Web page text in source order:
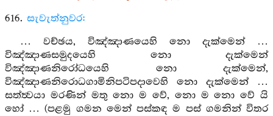
616. සැවැත්නුවර:
… වච්ඡය, විඤ්ඤාණයෙහි නො දැක්මෙන් …
විඤ්ඤාණසමුදයෙහි නො දැක්මෙන්
විඤ්ඤාණනිරෝධයෙහි නො දැක්මෙන්,
විඤ්ඤාණනිරොධගාමිනිපටිපදාවෙහි නො දැක්මෙන් …
සත්ත්‍වයා මරණින් මතු නො ම වේ, නො ම නො වේ යි
හෝ … (පළමු ගමන මෙන් පස්කඳ ම පස් ගමනින් විතර